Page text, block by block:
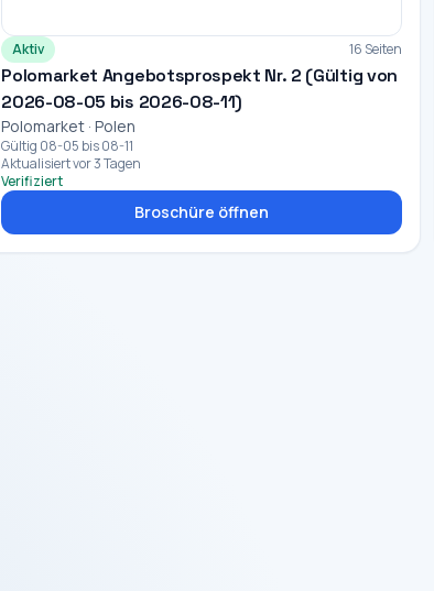
Aktiv 16 Seiten
Polomarket Angebotsprospekt Nr. 2 (Gültig von
2026-08-05 bis 2026-08-11)
Polomarket · Polen
Gültig 08-05 bis 08-11
Aktualisiert vor 3 Tagen
Verifiziert
Broschüre öffnen